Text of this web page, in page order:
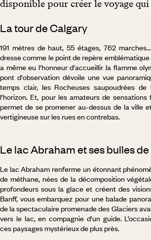
disponible pour créer le voyage qui
La tour de Calgary
191 mètres de haut, 55 étages, 762
dresse comme le point de repère emblématique
a même eu l'honneur d'accueillir la flamme
pont d'observation dévoile une vue
temps clair, les Rocheuses saupoudrées
l'horizon. Et, pour les amateurs de
permet de se promener au-dessus de la ville
vertigineuse sur les rues en contrebas.
Le lac Abraham et ses bulles
Le lac Abraham renferme un étonnant
de méthane, nées de la décomposition
profondeurs sous la glace et créent des
Banff, vous embarquez pour une balade
de la spectaculaire promenade des Glaciers
vers le lac, en compagnie d'un guide.
ces paysages mystérieux de plus près.